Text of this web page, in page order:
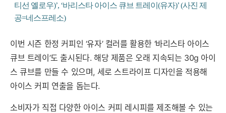
티선 옐로우)’, ‘바리스타 아이스 큐브 트레이(유자)’ (사진 제
공=네스프레소)
이번 시즌 한정 커피인 ‘유자’ 컬러를 활용한 ‘바리스타 아이스
큐브 트레이’도 출시된다. 해당 제품은 오래 지속되는 30g 아이
스 큐브를 만들 수 있으며, 세로 스트라이프 디자인을 적용해
아이스 커피 연출을 돕는다.
소비자가 직접 다양한 아이스 커피 레시피를 제조해볼 수 있는